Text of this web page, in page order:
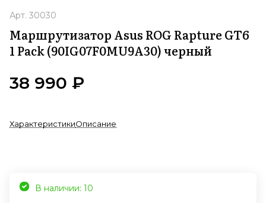
Арт. 30030
Маршрутизатор Asus ROG Rapture GT6
1 Pack (90IG07F0MU9A30) черный
38 990 ₽
ХарактеристикиОписание
В наличии: 10